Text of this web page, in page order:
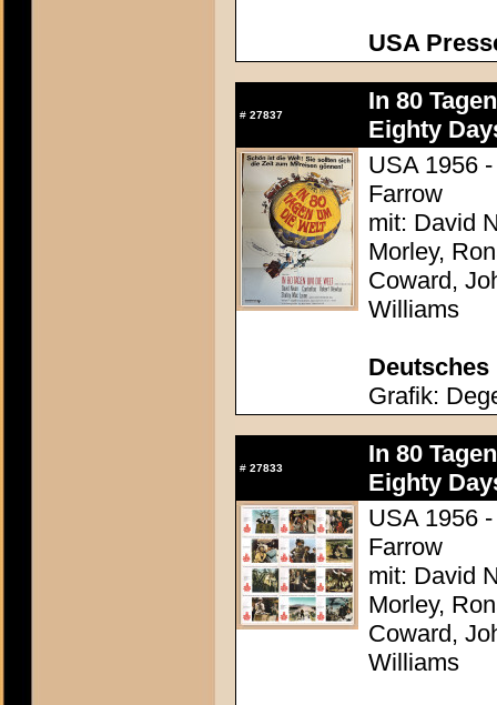
USA
# 27837
In 80
Eighty
USA 1956
Farrow
mit: David
Morley,
Coward,
Williams
Deutsches
Grafik:
# 27833
In 80
Eighty
USA 1956
Farrow
mit: David
Morley,
Coward,
Williams